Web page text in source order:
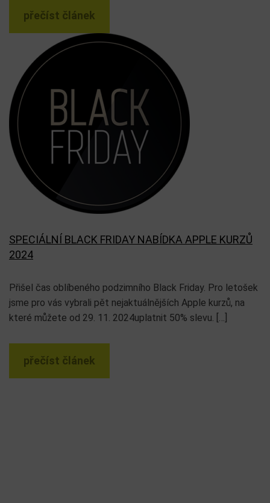
přečíst článek
SPECIÁLNÍ BLACK FRIDAY NABÍDKA APPLE KURZŮ
2024
Přišel čas oblíbeného podzimního Black Friday. Pro letošek
jsme pro vás vybrali pět nejaktuálnějších Apple kurzů, na
které můžete od 29. 11. 2024uplatnit 50% slevu. […]
přečíst článek